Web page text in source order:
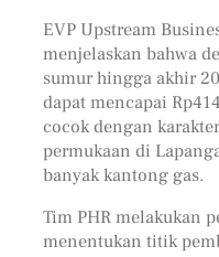
EVP Upstream
menjelaskan bahwa
sumur hingga akhir
dapat mencapai
cocok dengan
permukaan di
banyak kantong gas.
Tim PHR melakukan
menentukan titik